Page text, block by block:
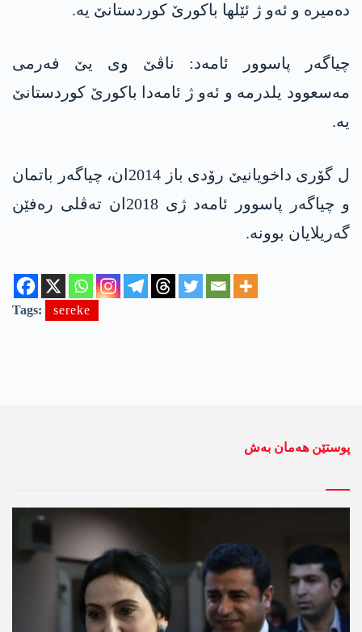
دەمیرە و ئەو ژ ئێلها باکورێ کوردستانێ یە.
چیاگەر پاسوور ئامەد: ناڤێ وی یێ فەرمی
مه‌سعوود یلدرمە و ئەو ژ ئامەدا باکورێ کوردستانێ
یە.
ل گۆری داخویانیێ رۆدی باز 2014ان، چیاگەر باتمان
و چیاگەر پاسوور ئامەد ژی 2018ان تەڤلی رەفێن
گەریلایان بوونە.
Tags: sereke
پوستێن ھەمان بەش